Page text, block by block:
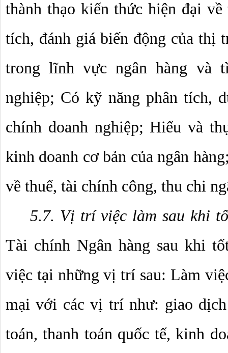
thành thạo kiến thức hiện đại
tích, đánh giá biến động của thị
trong lĩnh vực ngân hàng và
nghiệp; Có kỹ năng phân tích,
chính doanh nghiệp; Hiểu và
kinh doanh cơ bản của ngân
về thuế, tài chính công, thu chi
5.7. Vị trí việc làm sau khi
Tài chính Ngân hàng sau khi
việc tại những vị trí sau: Làm
mại với các vị trí như: giao
toán, thanh toán quốc tế, kinh